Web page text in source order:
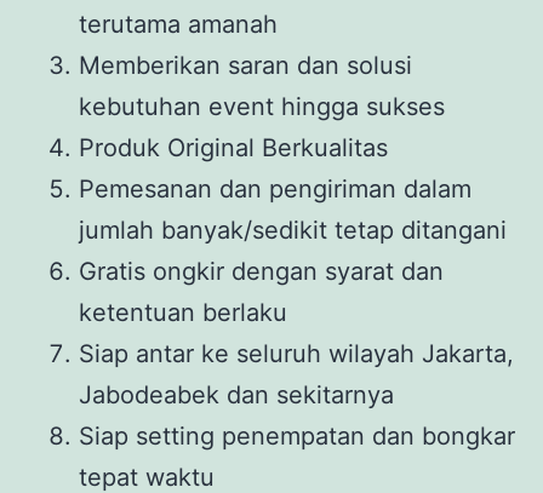
terutama amanah
Memberikan saran dan solusi
kebutuhan event hingga sukses
Produk Original Berkualitas
Pemesanan dan pengiriman dalam
jumlah banyak/sedikit tetap ditangani
Gratis ongkir dengan syarat dan
ketentuan berlaku
Siap antar ke seluruh wilayah Jakarta,
Jabodeabek dan sekitarnya
Siap setting penempatan dan bongkar
tepat waktu